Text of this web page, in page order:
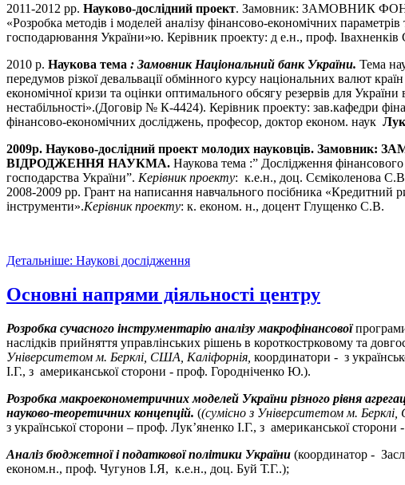
2011-2012 рр. Науково-дослідний проект. Замовник: ЗАМОВНИК
«Розробка методів і моделей аналізу фінансово-економічних параметрів
господарювання України»ю. Керівник проекту: д е.н., проф. Івахненків
2010 р. Наукова тема : Замовник Національний банк України. Тема
передумов різкої девальвації обмінного курсу національних валют
економічної кризи та оцінки оптимального обсягу резервів для України
нестабільності».(Договір № К-4424). Керівник проекту: зав.кафедри
фінансово-економічних досліджень, професор, доктор економ. наук
2009р. Науково-дослідний проект молодих науковців. Замовник:
ВІДРОДЖЕННЯ НАУКМА. Наукова тема :” Дослідження
господарства України”. Керівник проекту: к.е.н., доц. Сєміколенова
2008-2009 рр. Грант на написання навчального посібника «Кредитний
інструменти».Керівник проекту: к. економ. н., доцент Глущенко С.В.
Детальніше: Наукові дослідження
Основні напрями діяльності центру
Розробка сучасного інструментарію аналізу макрофінансової
наслідків прийняття управлінських рішень в короткострковому та
Університетом м. Берклі, США, Каліфорнія, координатори - з
І.Г., з американської сторони - проф. Городніченко Ю.).
Розробка макроеконометричних моделей України різного рівня
науково-теоретичних концепцій. ((сумісно з Університетом м.
з української сторони – проф. Лук’яненко І.Г., з американської
Аналіз бюджетної і податкової політики України (координатор -
економ.н., проф. Чугунов І.Я, к.е.н., доц. Буй Т.Г..);